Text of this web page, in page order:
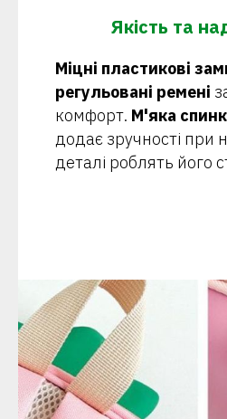
Якість та
Міцні пластикові
регульовані ремені
комфорт. М'яка
додає зручності при
деталі роблять його